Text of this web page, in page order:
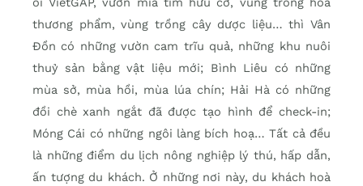
thương phẩm, vùng trồng cây dược liệu… thì Vân
Đồn có những vườn cam trĩu quả, những khu nuôi
thuỷ sản bằng vật liệu mới; Bình Liêu có những
mùa sở, mùa hồi, mùa lúa chín; Hải Hà có những
đồi chè xanh ngắt đã được tạo hình để check-in;
Móng Cái có những ngôi làng bích hoạ… Tất cả đều
là những điểm du lịch nông nghiệp lý thú, hấp dẫn,
ấn tượng du khách. Ở những nơi này, du khách hoà